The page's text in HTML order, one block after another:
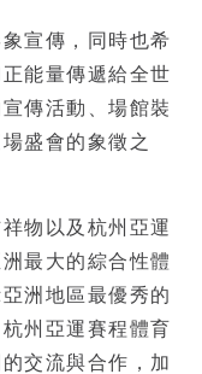
宣傳，同時也希
能量傳遞給全世
傳活動、場館裝
盛會的象徵之
物以及杭州亞運
最大的綜合性體
洲地區最優秀的
州亞運賽程體育
交流與合作，加